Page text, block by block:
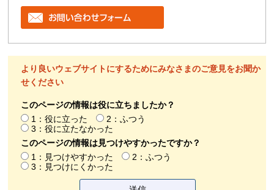
より良いウェブサイトにするためにみなさまのご意見をお聞か
せください
このページの情報は役に立ちましたか？
1：役に立った
2：ふつう
3：役に立たなかった
このページの情報は見つけやすかったですか？
1：見つけやすかった
2：ふつう
3：見つけにくかった